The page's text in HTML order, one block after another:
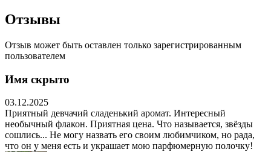
Отзывы
Отзыв может быть оставлен только зарегистрированным
пользователем
Имя скрыто
03.12.2025
Приятный девчачий сладенький аромат. Интересный
необычный флакон. Приятная цена. Что называется, звёзды
сошлись... Не могу назвать его своим любимчиком, но рада,
что он у меня есть и украшает мою парфюмерную полочку!